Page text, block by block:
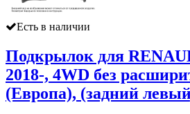
Есть в наличии
Подкрылок для
2018-, 4WD без
(Европа), (задний